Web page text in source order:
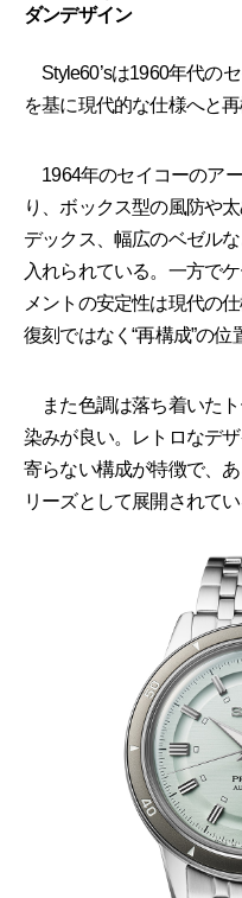
ダンデザイン
Style60’sは1960年代の
を基に現代的な仕様へと
1964年のセイコーのア
り、ボックス型の風防や
デックス、幅広のベゼル
入れられている。一方で
メントの安定性は現代の
復刻ではなく“再構成”の位
また色調は落ち着いたト
染みが良い。レトロなデ
寄らない構成が特徴で、
リーズとして展開されてい